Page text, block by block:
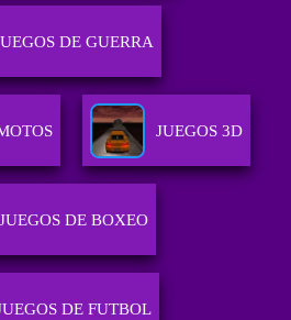
DE GUERRA
JUEGOS 3D
JUEGOS DE BOXEO
DE FUTBOL